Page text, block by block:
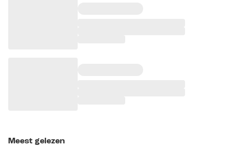
Meest gelezen